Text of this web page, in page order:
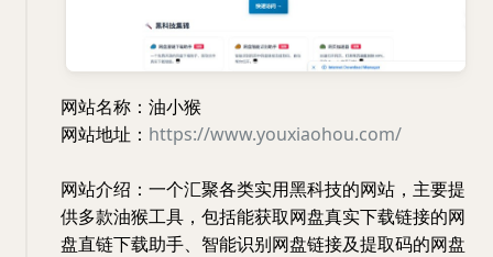
网站名称：油小猴
网站地址： https://www.youxiaohou.com/
网站介绍：一个汇聚各类实用黑科技的网站，主要提
供多款油猴工具，包括能获取网盘真实下载链接的网
盘直链下载助手、智能识别网盘链接及提取码的网盘